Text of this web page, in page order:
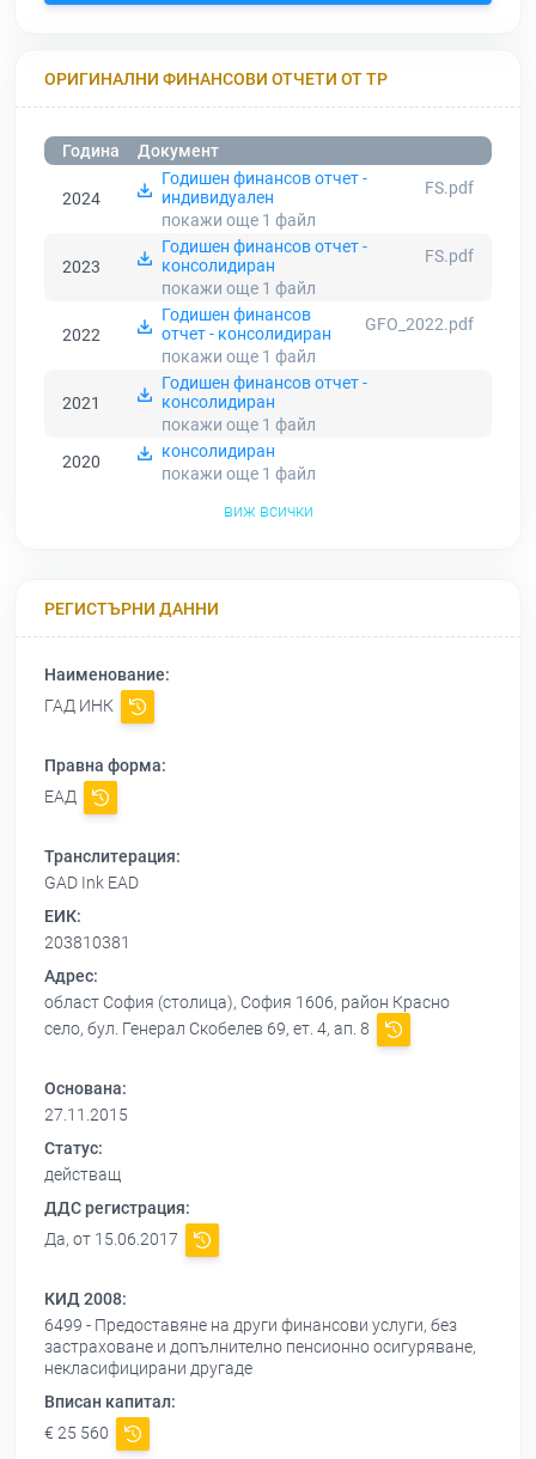
ОРИГИНАЛНИ ФИНАНСОВИ ОТЧЕТИ ОТ ТР
Година Документ
2024
Годишен финансов отчет -
индивидуален
FS.pdf
покажи още 1 файл
2023
Годишен финансов отчет -
консолидиран
FS.pdf
покажи още 1 файл
2022
Годишен финансов
отчет - консолидиран
GFO_2022.pdf
покажи още 1 файл
2021
Годишен финансов отчет -
консолидиран
покажи още 1 файл
2020
консолидиран
покажи още 1 файл
виж всички
РЕГИСТЪРНИ ДАННИ
Наименование:
ГАД ИНК
Правна форма:
ЕАД
Транслитерация:
GAD Ink EAD
ЕИК:
203810381
Адрес:
област София (столица), София 1606, район Красно
село, бул. Генерал Скобелев 69, ет. 4, ап. 8
Основана:
27.11.2015
Статус:
действащ
ДДС регистрация:
Да, от 15.06.2017
КИД 2008:
6499 - Предоставяне на други финансови услуги, без
застраховане и допълнително пенсионно осигуряване,
некласифицирани другаде
Вписан капитал:
€ 25 560